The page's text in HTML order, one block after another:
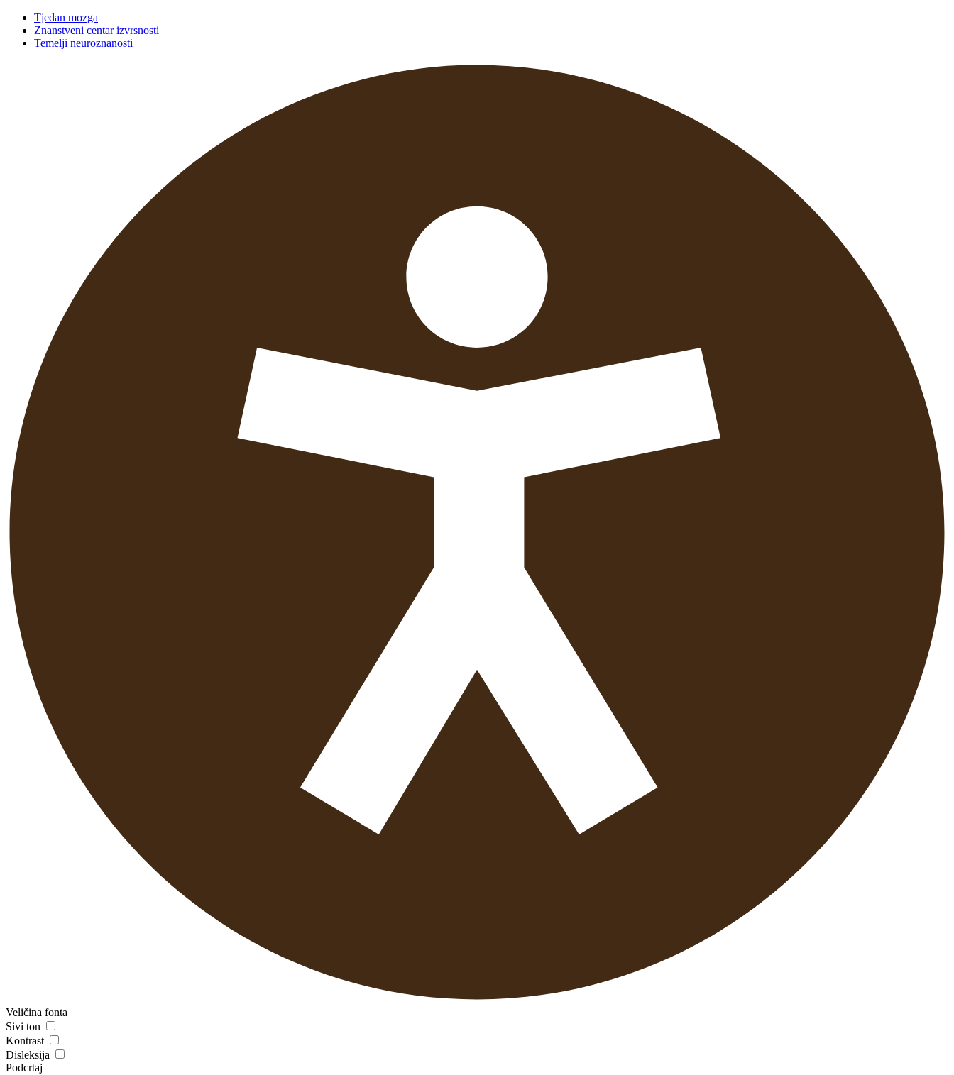
Tjedan mozga
Znanstveni centar izvrsnosti
Temelji neuroznanosti
Veličina fonta
Sivi ton
Kontrast
Disleksija
Podcrtaj